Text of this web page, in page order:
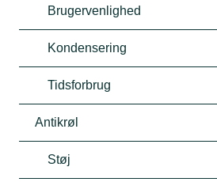
Brugervenlighed
Kondensering
Tidsforbrug
Antikrøl
Støj